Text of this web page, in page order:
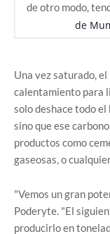
de otro modo,
de
Una vez saturado,
calentamiento para
solo deshace todo
sino que ese
productos como
gaseosas, o
"Vemos un gran
Poderyte. "El
producirlo en